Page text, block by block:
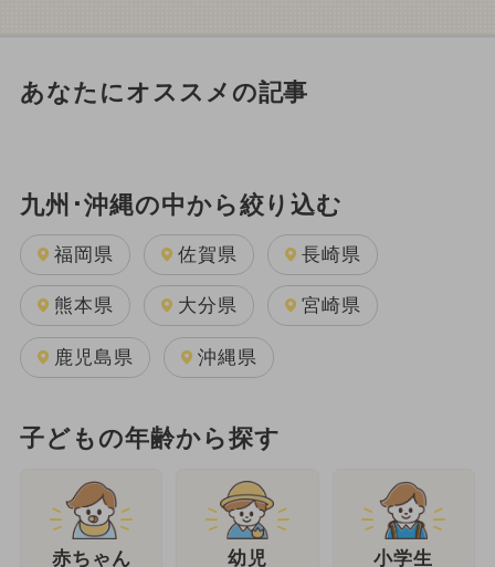
あなたにオススメの記事
九州･沖縄の中から絞り込む
福岡県 佐賀県 長崎県
熊本県 大分県 宮崎県
鹿児島県 沖縄県
子どもの年齢から探す
赤ちゃん 幼児 小学生